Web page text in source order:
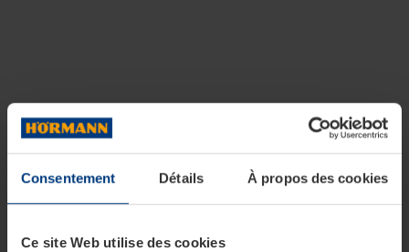
Consentement Détails À propos des cookies
Ce site Web utilise des cookies